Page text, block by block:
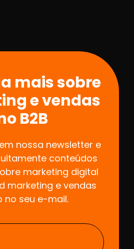
mais sobre
e vendas
B2B
nossa newsletter e
conteúdos
marketing digital
marketing e vendas
no seu e-mail.